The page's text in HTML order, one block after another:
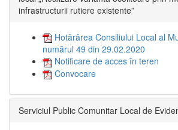
infrastructurii rutiere existente”
Hotărârea Consiliului Local al
numărul 49 din 29.02.2020
Notificare de acces în teren
Convocare
Serviciul Public Comunitar Local de